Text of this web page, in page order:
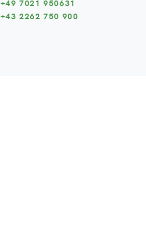
+49 7021 950631
+43 2262 750 900